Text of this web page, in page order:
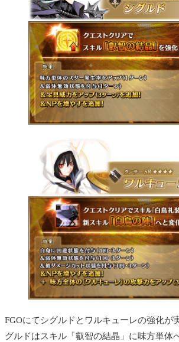
FGOにてシグルドとワルキューレの強化が
グルドはスキル「叡智の結晶」に味方単体